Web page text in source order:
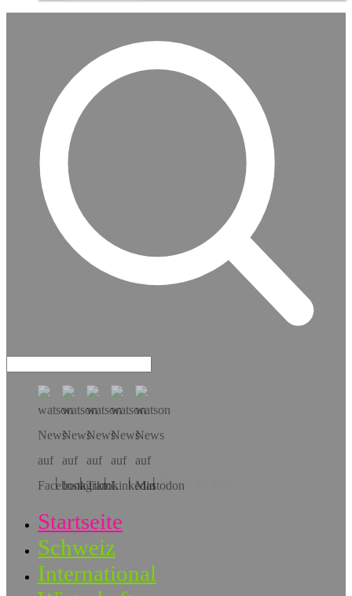
Hol dir die App!
Startseite
Schweiz
International